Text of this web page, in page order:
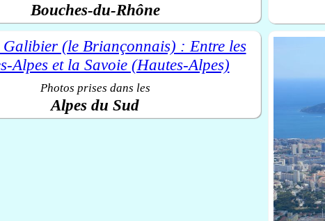
Bouches-du-Rhône
Photos prises dans les
Alpes du Sud